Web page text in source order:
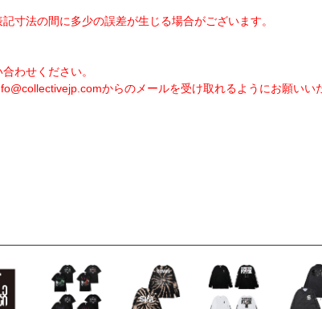
寸法の間に多少の誤差が生じる場合がございます。
わせください。
からのメールを受け取れるようにお願いい